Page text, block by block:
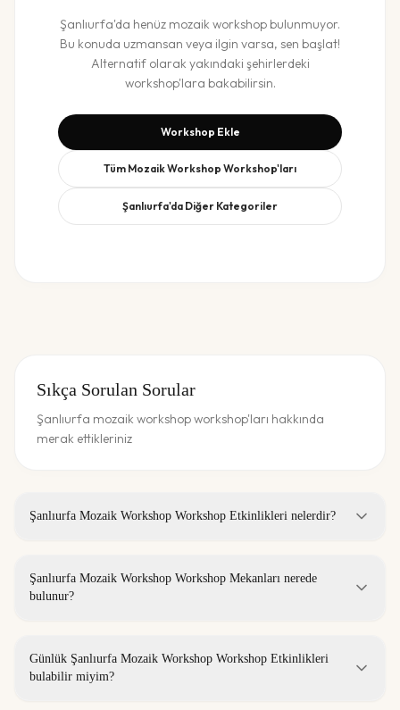
Şanlıurfa'da henüz mozaik workshopbulunmuyor.
Bu konuda uzmansan veya ilgin varsa, sen başlat!
Alternatif olarak yakındaki şehirlerdeki
workshop'lara bakabilirsin.
Workshop Ekle
Tüm Mozaik Workshop Workshop'ları
Şanlıurfa'da Diğer Kategoriler
Sıkça Sorulan Sorular
Şanlıurfa mozaik workshop workshop'ları hakkında
merak ettikleriniz
Şanlıurfa Mozaik Workshop Workshop Etkinlikleri nelerdir?
Şanlıurfa Mozaik Workshop Workshop Mekanları nerede
bulunur?
Günlük Şanlıurfa Mozaik Workshop Workshop Etkinlikleri
bulabilir miyim?